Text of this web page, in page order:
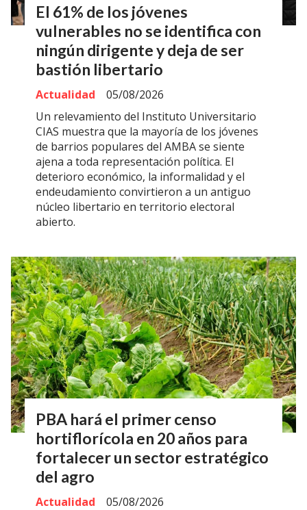
El 61% de los jóvenes
vulnerables no se identifica con
ningún dirigente y deja de ser
bastión libertario
Actualidad
05/08/2026
Un relevamiento del Instituto Universitario
CIAS muestra que la mayoría de los jóvenes
de barrios populares del AMBA se siente
ajena a toda representación política. El
deterioro económico, la informalidad y el
endeudamiento convirtieron a un antiguo
núcleo libertario en territorio electoral
abierto.
PBA hará el primer censo
hortiflorícola en 20 años para
fortalecer un sector estratégico
del agro
Actualidad
05/08/2026